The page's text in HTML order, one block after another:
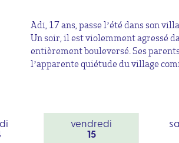
Adi, 17 ans, passe l’été dans son
Un soir, il est violemment agressé
entièrement bouleversé. Ses
l’apparente quiétude du village
vendredi
15